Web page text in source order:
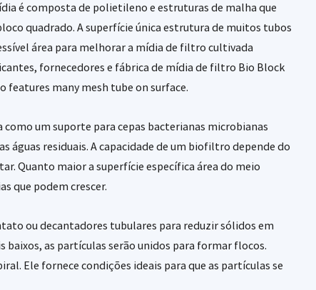
é composta de polietileno e estruturas de malha que
quadrado. A superfície única estrutura de muitos tubos
área para melhorar a mídia de filtro cultivada
fornecedores e fábrica de mídia de filtro Bio Block
features many mesh tube on surface.
um suporte para cepas bacterianas microbianas
águas residuais. A capacidade de um biofiltro depende do
Quanto maior a superfície específica área do meio
que podem crescer.
ou decantadores tubulares para reduzir sólidos em
baixos, as partículas serão unidos para formar flocos.
Ele fornece condições ideais para que as partículas se